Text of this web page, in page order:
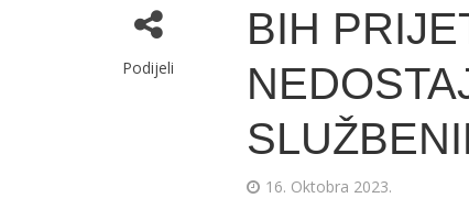
Podijeli
BIH
16. Oktobra 2023.